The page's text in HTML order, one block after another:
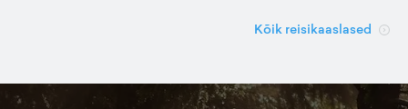
Kõik reisikaaslased